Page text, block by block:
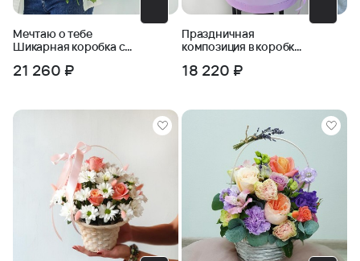
Мечтаю о тебе
Шикарная коробка с
21 260 ₽
Праздничная
композиция в коробке
18 220 ₽